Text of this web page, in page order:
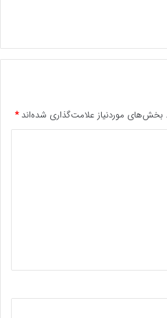
درشت در افتاده است و پای کدام
کشانده است؟
بخش‌های موردنیاز علامت‌گذاری شده‌اند*